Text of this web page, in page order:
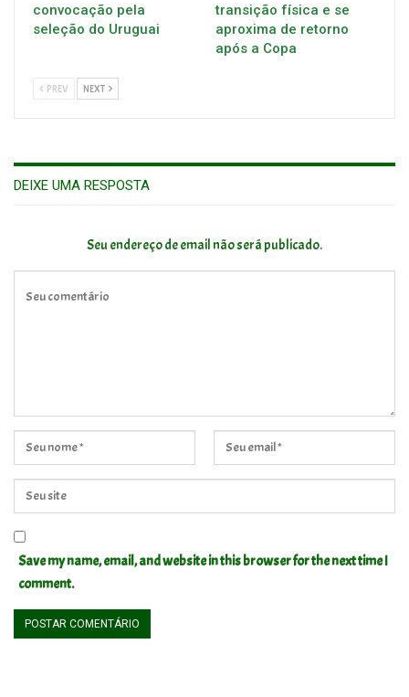
convocação pela
seleção do Uruguai
transição física e se
aproxima de retorno
após a Copa
PREV NEXT
DEIXE UMA RESPOSTA
Seu endereço de email não será publicado.
Save my name, email, and website in this browser for the next time I
comment.